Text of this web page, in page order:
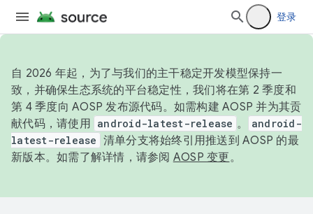
登录
自 2026 年起，为了与我们的主干稳定开发模型保持一
致，并确保生态系统的平台稳定性，我们将在第 2 季度和
第 4 季度向 AOSP 发布源代码。如需构建 AOSP 并为其贡
献代码，请使用 android-latest-release 。
android-
latest-release 清单分支将始终引用推送到 AOSP 的最
新版本。如需了解详情，请参阅 AOSP 变更。